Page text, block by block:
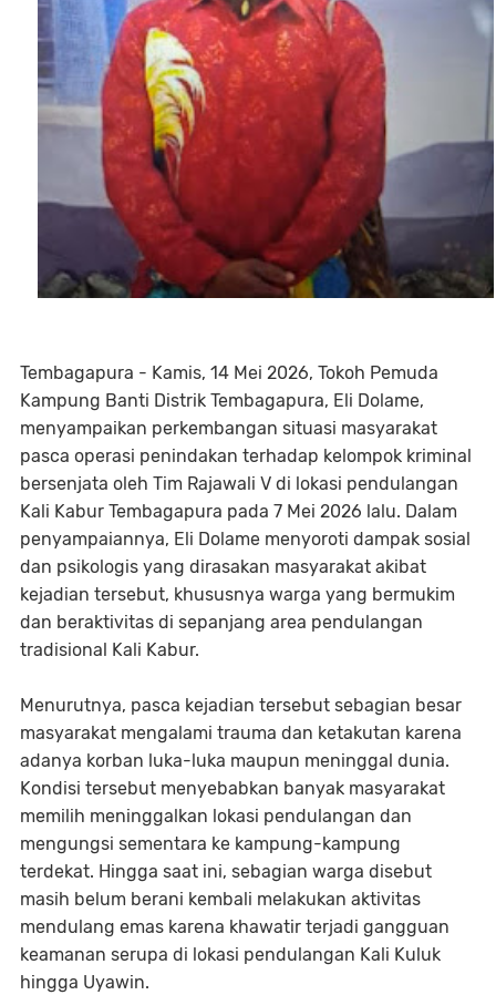
Tembagapura - Kamis, 14 Mei 2026, Tokoh Pemuda
Kampung Banti Distrik Tembagapura, Eli Dolame,
menyampaikan perkembangan situasi masyarakat
pasca operasi penindakan terhadap kelompok kriminal
bersenjata oleh Tim Rajawali V di lokasi pendulangan
Kali Kabur Tembagapura pada 7 Mei 2026 lalu. Dalam
penyampaiannya, Eli Dolame menyoroti dampak sosial
dan psikologis yang dirasakan masyarakat akibat
kejadian tersebut, khususnya warga yang bermukim
dan beraktivitas di sepanjang area pendulangan
tradisional Kali Kabur.
Menurutnya, pasca kejadian tersebut sebagian besar
masyarakat mengalami trauma dan ketakutan karena
adanya korban luka-luka maupun meninggal dunia.
Kondisi tersebut menyebabkan banyak masyarakat
memilih meninggalkan lokasi pendulangan dan
mengungsi sementara ke kampung-kampung
terdekat. Hingga saat ini, sebagian warga disebut
masih belum berani kembali melakukan aktivitas
mendulang emas karena khawatir terjadi gangguan
keamanan serupa di lokasi pendulangan Kali Kuluk
hingga Uyawin.